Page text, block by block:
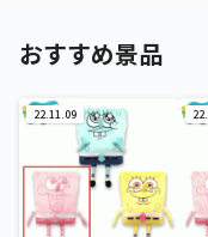
おすすめ景品
22.11.09